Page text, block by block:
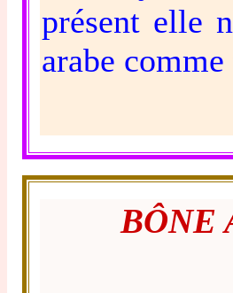
présent elle
arabe
BÔNE